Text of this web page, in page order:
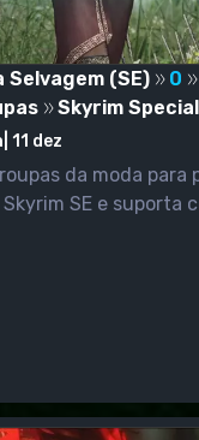
Selvagem (SE)
0
Skyrim
11 dez
da moda para
SE e suporta